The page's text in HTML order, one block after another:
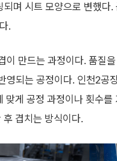
며 시트 모양으로 변했다.
.
만드는 과정이다. 품질
되는 공정이다. 인천2공
게 공정 과정이나 횟수
겹치는 방식이다.